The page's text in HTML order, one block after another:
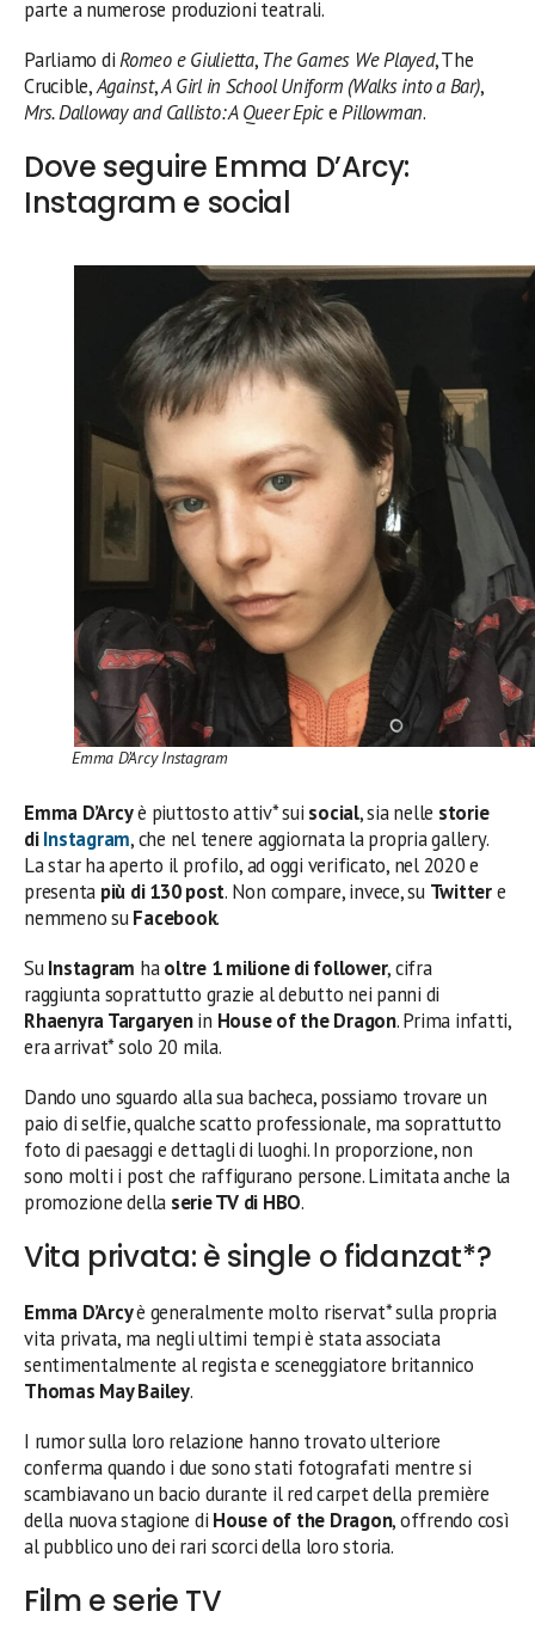
parte a numerose produzioni teatrali.
Parliamo diRomeo e Giulietta, The Games We Played, The
Crucible,Against,A Girl in School Uniform (Walks into a Bar),
Mrs. Dalloway and Callisto: A Queer EpicePillowman.
Dove seguire Emma D’Arcy:
Instagram e social
Emma D’Arcy Instagram
Emma D’Arcyè piuttosto attiv* sui social, sia nelle storie
diInstagram, che nel tenere aggiornata la propria gallery.
La star ha aperto il profilo, ad oggi verificato, nel 2020 e
presenta più di 130 post. Non compare, invece, su Twittere
nemmeno suFacebook.
SuInstagram haoltre 1 milione di follower, cifra
raggiunta soprattutto grazie al debutto nei panni di
Rhaenyra Targaryenin House of the Dragon. Prima infatti,
era arrivat* solo 20 mila.
Dando uno sguardo alla sua bacheca, possiamo trovare un
paio di selfie, qualche scatto professionale, ma soprattutto
foto di paesaggi e dettagli di luoghi. In proporzione, non
sono molti i post che raffigurano persone. Limitata anche la
promozione della serie TV di HBO.
Vita privata: è single o fidanzat*?
Emma D’Arcyè generalmente molto riservat* sulla propria
vita privata, ma negli ultimi tempi è stata associata
sentimentalmente al regista e sceneggiatore britannico
Thomas May Bailey.
I rumor sulla loro relazione hanno trovato ulteriore
conferma quando i due sono stati fotografati mentre si
scambiavano un bacio durante il red carpet della première
della nuova stagione di House of the Dragon, offrendo così
al pubblico uno dei rari scorci della loro storia.
Film e serie TV